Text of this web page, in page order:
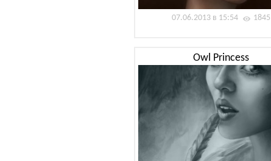
07.06.2013 в 15:54 1845
Owl Princess